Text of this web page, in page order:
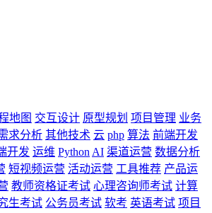
地图 交互设计 原型规划 项目管理 业务
求分析 其他技术 云 php 算法 前端开发
开发 运维 Python AI 渠道运营 数据分析
短视频运营 活动运营 工具推荐 产品运
教师资格证考试 心理咨询师考试 计算
生考试 公务员考试 软考 英语考试 项目